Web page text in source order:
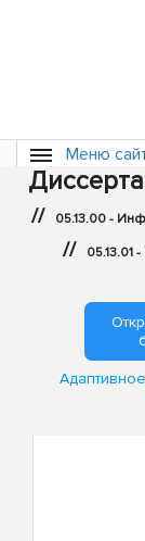
Меню
// 05.13.00 -
// 05.13.01